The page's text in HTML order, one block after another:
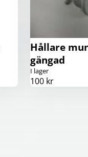
Hållare
gängad
I lager
100 kr